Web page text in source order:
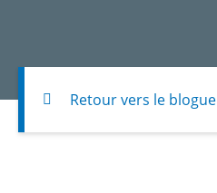
Retour vers le blogue